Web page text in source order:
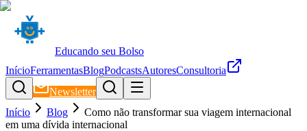
Educando seu Bolso
InícioFerramentasBlogPodcastsAutoresConsultoria
Newsletter
Início
Blog
Como não transformar sua viagem internacional
em uma dívida internacional